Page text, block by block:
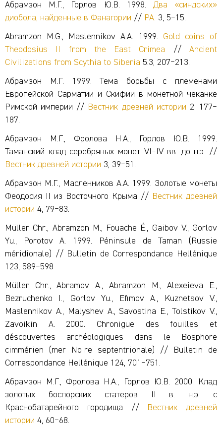
Абрамзон М.Г., Горлов Ю.В. 1998. Два «синдских»
диобола, найденные в Фанагории // РА. 3, 5‒15.
Abramzon M.G., Maslennikov A.A. 1999. Gold coins of
Theodosius II from the East Crimea //Ancient
Civilizations from Scythia to Siberia 5.3, 207‒213.
Абрамзон М.Г. 1999. Тема борьбы с племенами
Европейской Сарматии и Скифии в монетной чеканке
Римской империи //
Вестник древней истории 2, 177‒
187.
Абрамзон М.Г., Фролова Н.А., Горлов Ю.В. 1999.
Таманский клад серебряных монет VI‒IV вв. до н.э. //
Вестник древней истории 3, 39‒51.
Абрамзон М.Г., Масленников А.А. 1999. Золотые монеты
Феодосия II из Восточного Крыма //
Вестник древней
истории 4, 79‒83.
Müller Chr., Abramzon M., Fouache É., Gaibov V., Gorlov
Yu., Porotov A. 1999. Péninsule de Taman (Russie
méridionale) // Bulletin de Correspondance Hellénique
123, 589‒598
Müller Chr., Abramov A., Abramzon M., Alexeieva E.,
Bezruchenko I., Gorlov Yu., Efimov A., Kuznetsov V.,
Maslennikov A., Malyshev A., Savostina E., Tolstikov V.,
Zavoikin A. 2000. Chronigue des fouilles et
déscouvertes archéologiques dans le Bosphore
cimmérien (mer Noire septentrionale) // Bulletin de
Correspondance Hellénique 124, 701‒751.
Абрамзон М.Г., Фролова Н.А., Горлов Ю.В. 2000. Клад
золотых боспорских статеров II в. н.э. с
Краснобатарейного городища //
Вестник древней
истории 4, 60‒68.